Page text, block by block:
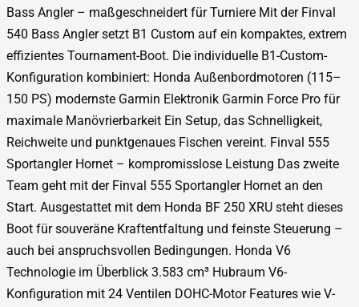
Bass Angler – maßgeschneidert für Turniere Mit der Finval
540 Bass Angler setzt B1 Custom auf ein kompaktes, extrem
effizientes Tournament-Boot. Die individuelle B1-Custom-
Konfiguration kombiniert: Honda Außenbordmotoren (115–
150 PS) modernste Garmin Elektronik Garmin Force Pro für
maximale Manövrierbarkeit Ein Setup, das Schnelligkeit,
Reichweite und punktgenaues Fischen vereint. Finval 555
Sportangler Hornet – kompromisslose Leistung Das zweite
Team geht mit der Finval 555 Sportangler Hornet an den
Start. Ausgestattet mit dem Honda BF 250 XRU steht dieses
Boot für souveräne Kraftentfaltung und feinste Steuerung –
auch bei anspruchsvollen Bedingungen. Honda V6
Technologie im Überblick 3.583 cm³ Hubraum V6-
Konfiguration mit 24 Ventilen DOHC-Motor Features wie V-